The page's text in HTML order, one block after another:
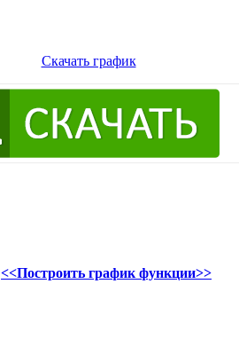
Скачать график
<<Построить график функции>>